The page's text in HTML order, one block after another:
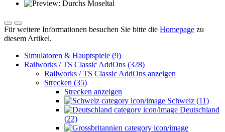
Für weitere Informationen besuchen Sie bitte die Homepage zu
diesem Artikel.
Simulatoren & Hauptspiele (9)
Railworks / TS Classic AddOns (328)
Railworks / TS Classic AddOns anzeigen
Strecken (35)
Strecken anzeigen
Schweiz (11)
Deutschland
(22)